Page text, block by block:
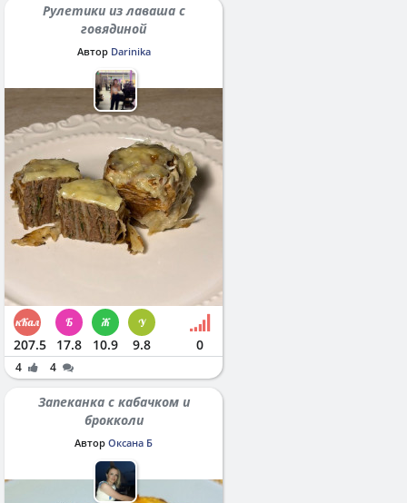
Рулетики из лаваша с
говядиной
Автор Darinika
207.5 17.8 10.9 9.8 0
4 4
Запеканка с кабачком и
брокколи
Автор Оксана Б